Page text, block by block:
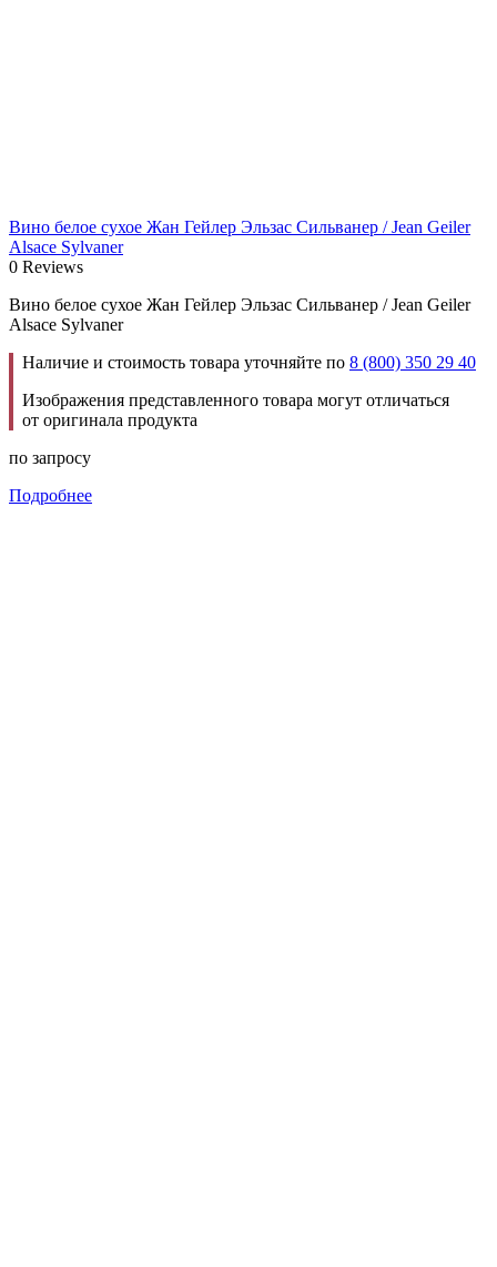
Вино белое сухое Жан Гейлер Эльзас Сильванер / Jean Geiler
Alsace Sylvaner
0 Reviews
Вино белое сухое Жан Гейлер Эльзас Сильванер / Jean Geiler
Alsace Sylvaner
Наличие и стоимость товара уточняйте по 8 (800) 350 29 40
Изображения представленного товара могут отличаться
от оригинала продукта
по запросу
Подробнее